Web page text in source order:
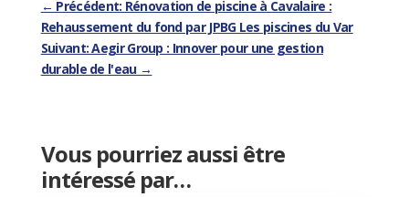
← Précédent: Rénovation de piscine à Cavalaire :
Rehaussement du fond par JPBG Les piscines du Var
Suivant: Aegir Group : Innover pour une gestion
durable de l'eau→
Vous pourriez aussi être
intéressé par…